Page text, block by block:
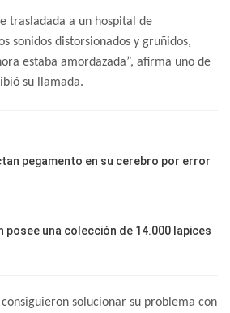
trasladada a un hospital de
sonidos distorsionados y gruñidos,
estaba amordazada”, afirma uno de
su llamada.
pegamento en su cerebro por error
posee una colección de 14.000 lapices
solucionar su problema con